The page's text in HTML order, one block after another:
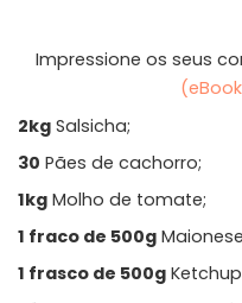
Impressione os seus
2kg Salsicha;
30 Pães de cachorro;
1kg Molho de tomate;
1 fraco de 500g Maionese
1 frasco de 500g Ketchup